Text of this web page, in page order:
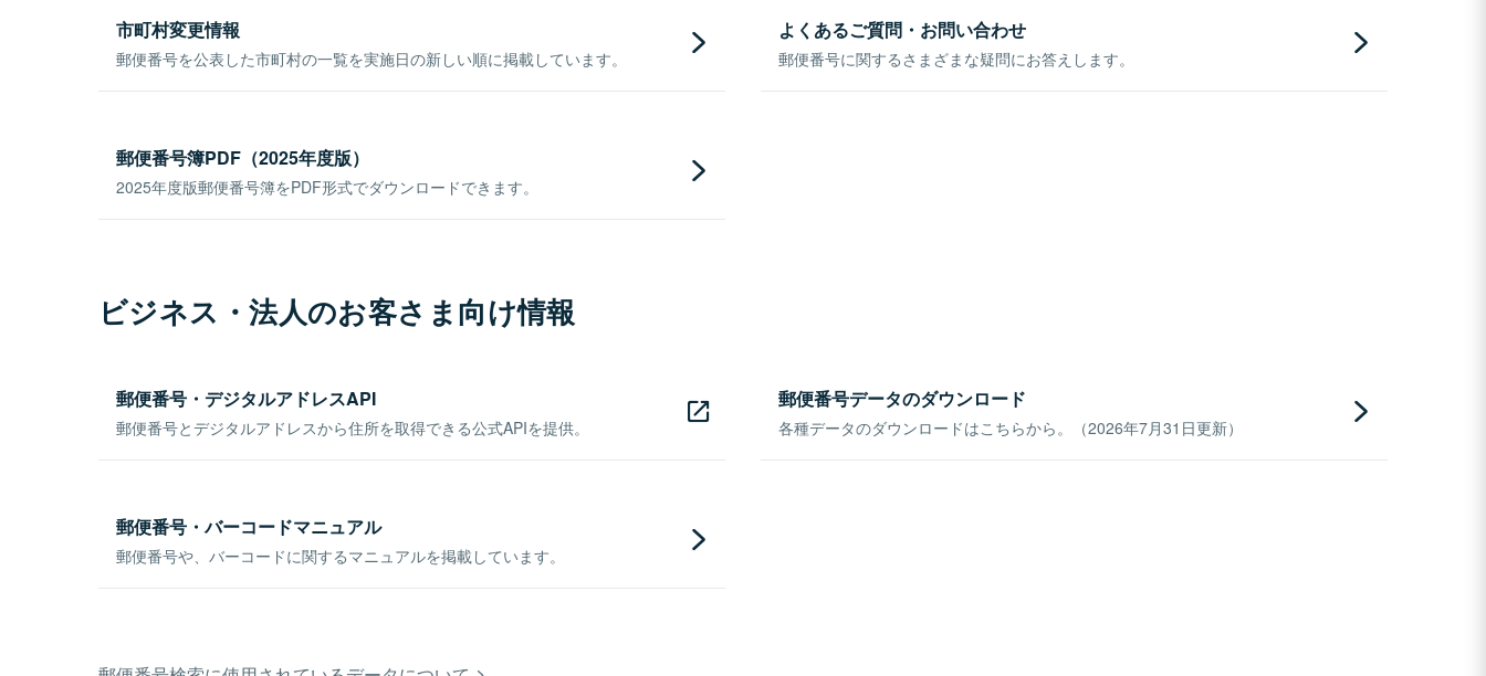
市町村変更情報
郵便番号を公表した市町村の一覧を実施日の新しい順に掲載しています。
よくあるご質問・お問い合わせ
郵便番号に関するさまざまな疑問にお答えします。
郵便番号簿PDF（2025年度版）
2025年度版郵便番号簿をPDF形式でダウンロードできます。
ビジネス・法人のお客さま向け情報
郵便番号・デジタルアドレスAPI
郵便番号とデジタルアドレスから住所を取得できる公式APIを提供。
郵便番号データのダウンロード
各種データのダウンロードはこちらから。（2026年7月31日更新）
郵便番号・バーコードマニュアル
郵便番号や、バーコードに関するマニュアルを掲載しています。